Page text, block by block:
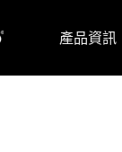
產品資訊